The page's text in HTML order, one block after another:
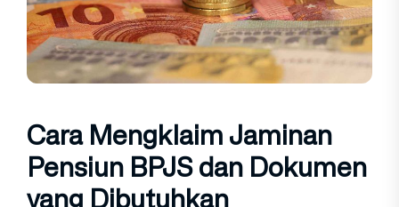
Cara Mengklaim Jaminan
Pensiun BPJS dan Dokumen
yang Dibutuhkan